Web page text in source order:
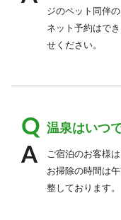
ジのペット同伴
ネット予約はで
せください。
温泉はいつ
ご宿泊のお客様
お掃除の時間は
整しております。